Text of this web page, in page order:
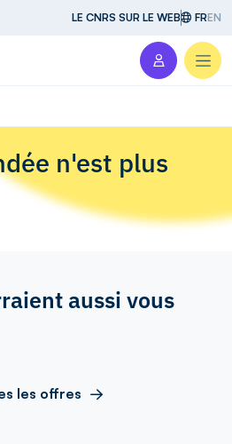
LE CNRS SUR LE WEB FREN
n'est plus
aussi vous
les offres